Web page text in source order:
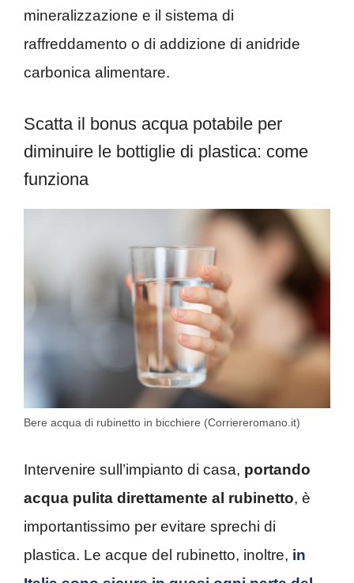
mineralizzazione e il sistema di
raffreddamento o di addizione di anidride
carbonica alimentare.
Scatta il bonus acqua potabile per
diminuire le bottiglie di plastica: come
funziona
Bere acqua di rubinetto in bicchiere (Corriereromano.it)
Intervenire sull’impianto di casa, portando
acqua pulita direttamente al rubinetto, è
importantissimo per evitare sprechi di
plastica. Le acque del rubinetto, inoltre, in